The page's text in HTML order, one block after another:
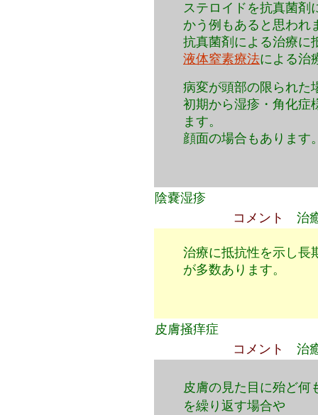
ステロイドを抗真菌剤
かう例もあると思われ
抗真菌剤による治療に
液体窒素療法による治
病変が頭部の限られた
初期から湿疹・角化症
ます。
顔面の場合もあります
陰嚢湿疹
コメント 治
治療に抵抗性を示し長
が多数あります。
皮膚掻痒症
コメント 治
皮膚の見た目に殆ど何
を繰り返す場合や